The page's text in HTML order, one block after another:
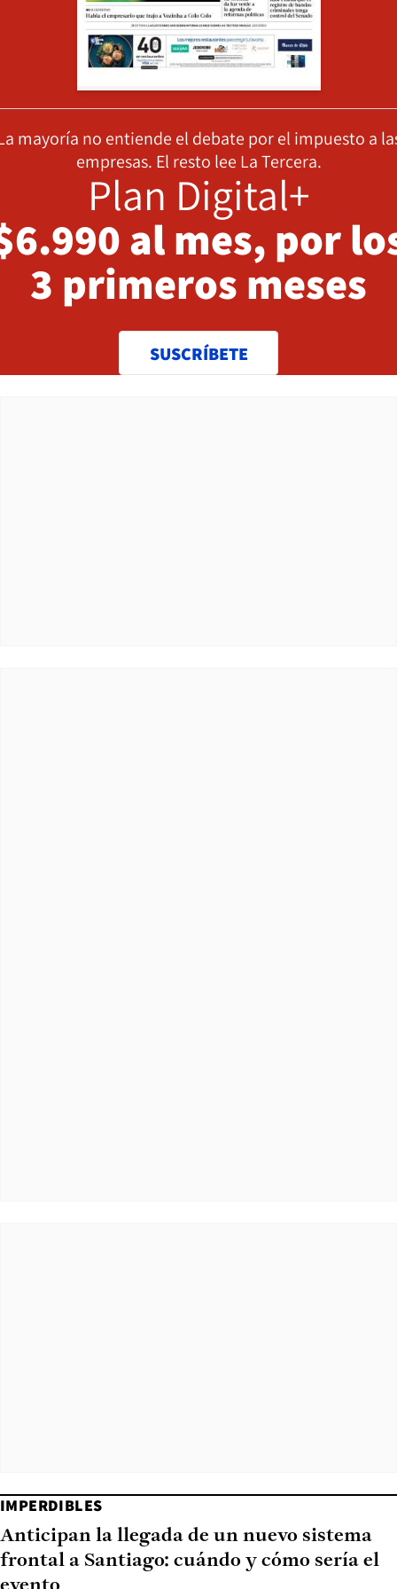
mayoría no entiende el debate por el impuesto a
empresas. El resto lee La Tercera.
Plan Digital+
al mes, por
3 primeros meses
SUSCRÍBETE
IMPERDIBLES
Anticipan la llegada de un nuevo sistema
frontal a Santiago: cuándo y cómo sería el